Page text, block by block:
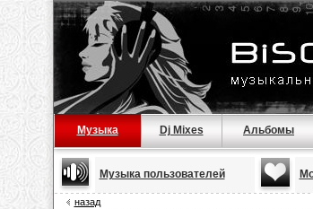
Музыка Dj Mixes Альбомы
Музыка пользователей
назад